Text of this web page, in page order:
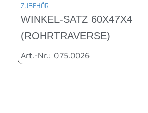
ZUBEHÖR
WINKEL-SATZ 60X47X4
(ROHRTRAVERSE)
Art.-Nr.: 075.0026